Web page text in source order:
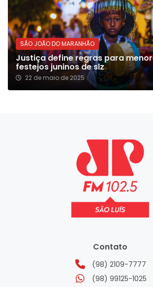
SÃO JOÃO DO MARANHÃO
Justiça define regras para
festejos juninos de slz
22 de maio de 2025
Contato
(98) 2109-7777
(98) 99125-1025